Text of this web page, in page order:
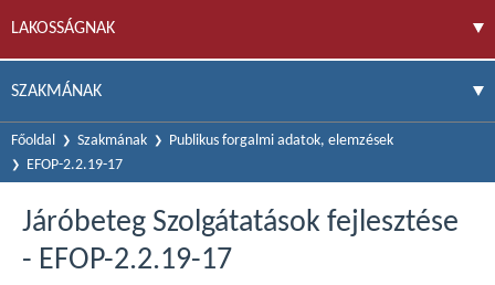
LAKOSSÁGNAK
SZAKMÁNAK
Főoldal Szakmának
Publikus forgalmi adatok, elemzések
EFOP-2.2.19-17
Járóbeteg Szolgátatások fejlesztése
- EFOP-2.2.19-17